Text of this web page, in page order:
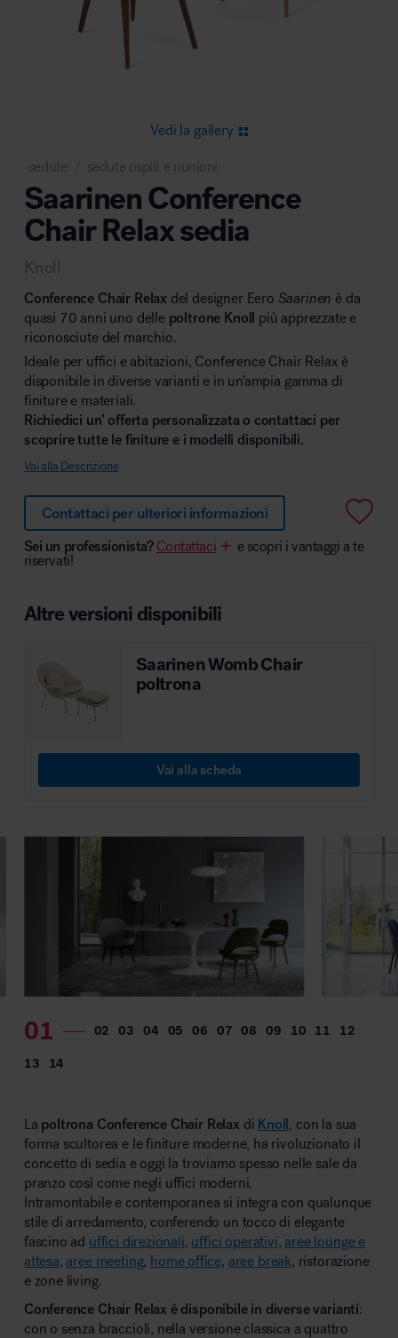
Area riunione e convegni
Area lounge e attesa
Area outdoor
Vedi la gallery
sedute sedute ospiti e riunioni
Saarinen Conference
Chair Relax sedia
Knoll
Conference Chair Relax del designer Eero Saarinen è da
quasi 70 anni uno delle poltrone Knoll più apprezzate e
riconosciute del marchio.
Ideale per uffici e abitazioni, Conference Chair Relax è
disponibile in diverse varianti e in un’ampia gamma di
finiture e materiali.
Richiedici un’ offerta personalizzata o contattaci per
scoprire tutte le finiture e i modelli disponibili.
Vai alla Descrizione
Contattaci per ulteriori informazioni
Sei un professionista? Contattaci
e scopri i vantaggi a te
riservati!
Altre versioni disponibili
Saarinen Womb Chair
poltrona
Vai alla scheda
La poltrona Conference Chair Relax di Knoll, con la sua
forma scultorea e le finiture moderne, ha rivoluzionato il
concetto di sedia e oggi la troviamo spesso nelle sale da
pranzo così come negli uffici moderni.
Intramontabile e contemporanea si integra con qualunque
stile di arredamento, conferendo un tocco di elegante
fascino ad uffici direzionali, uffici operativi, aree lounge e
attesa, aree meeting, home office, aree break, ristorazione
e zone living.
Conference Chair Relax è disponibile in diverse varianti:
con o senza braccioli, nella versione classica a quattro